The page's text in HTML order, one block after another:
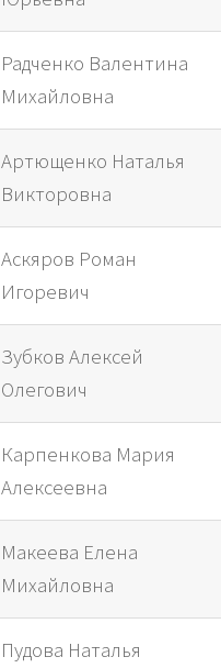
Радченко Валентина
Михайловна
Артющенко Наталья
Викторовна
Аскяров Роман
Игоревич
Зубков Алексей
Олегович
Карпенкова Мария
Алексеевна
Макеева Елена
Михайловна
Пудова Наталья